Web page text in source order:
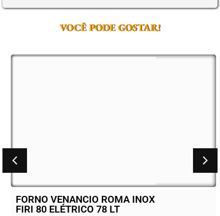
VOCÊ PODE GOSTAR!
FORNO VENANCIO ROMA INOX
FIRI 80 ELÉTRICO 78 LT